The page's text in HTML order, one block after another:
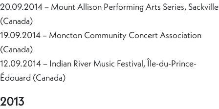
20.09.2014 – Mount Allison Performing Arts Series, Sackville
(Canada)
19.09.2014 – Moncton Community Concert Association
(Canada)
12.09.2014 – Indian River Music Festival, Île-du-Prince-
Édouard (Canada)
2013